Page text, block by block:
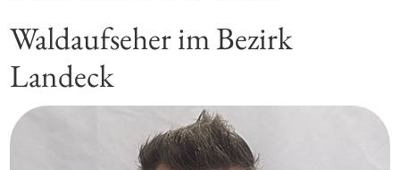
Waldaufseher im Bezirk
Landeck